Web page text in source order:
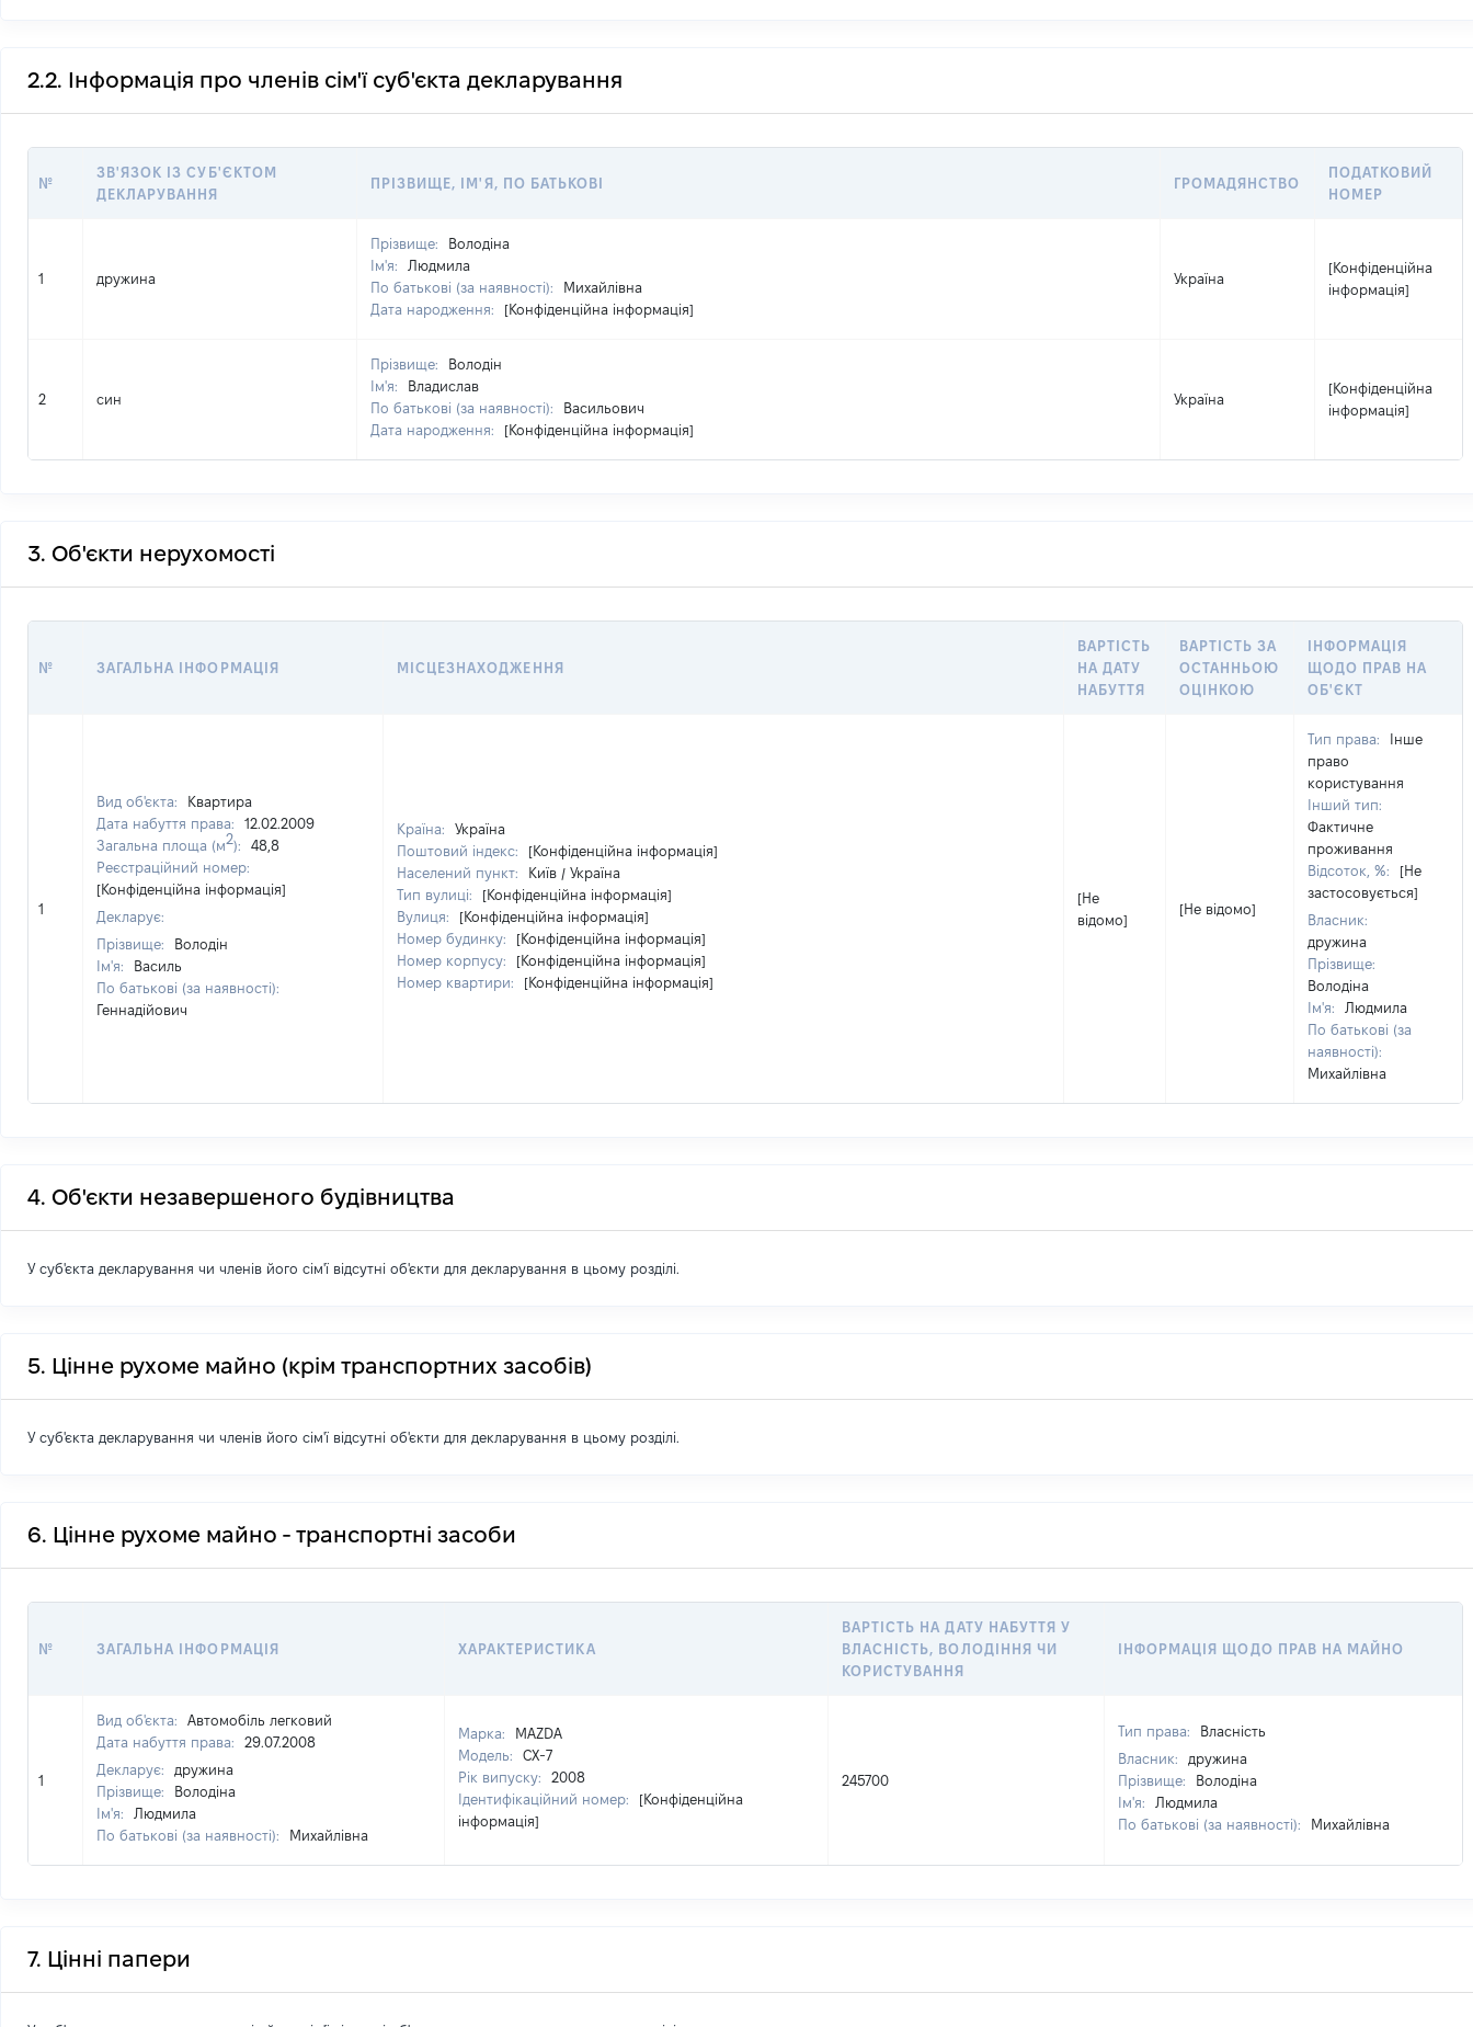
2.2. Інформація про членів сім'ї суб'єкта декларування
№
ЗВ'ЯЗОК ІЗ СУБ'ЄКТОМ
ДЕКЛАРУВАННЯ
ПРІЗВИЩЕ, ІМ'Я, ПО БАТЬКОВІ ГРОМАДЯНСТВО
ПОДАТКОВИЙ
НОМЕР
1 дружина
Прізвище:
Володіна
Ім'я:
Людмила
По батькові (за наявності):
Михайлівна
Дата народження:
[Конфіденційна інформація]
Україна
[Конфіденційна
інформація]
2 син
Прізвище:
Володін
Ім'я:
Владислав
По батькові (за наявності):
Васильович
Дата народження:
[Конфіденційна інформація]
Україна
[Конфіденційна
інформація]
3. Об'єкти нерухомості
№ ЗАГАЛЬНА ІНФОРМАЦІЯ МІСЦЕЗНАХОДЖЕННЯ
ВАРТІСТЬ
НА ДАТУ
НАБУТТЯ
ВАРТІСТЬ ЗА
ОСТАННЬОЮ
ОЦІНКОЮ
ІНФОРМАЦІЯ
ЩОДО ПРАВ НА
ОБ'ЄКТ
1
Вид об'єкта:
Квартира
Дата набуття права:
12.02.2009
Загальна площа (м2):
48,8
Реєстраційний номер:
[Конфіденційна інформація]
Декларує:
Прізвище:
Володін
Ім'я:
Василь
По батькові (за наявності):
Геннадійович
Країна:
Україна
Поштовий індекс:
[Конфіденційна інформація]
Населений пункт:
Київ / Україна
Тип вулиці:
[Конфіденційна інформація]
Вулиця:
[Конфіденційна інформація]
Номер будинку:
[Конфіденційна інформація]
Номер корпусу:
[Конфіденційна інформація]
Номер квартири:
[Конфіденційна інформація]
[Не
відомо]
[Не відомо]
Тип права:
Інше
право
користування
Інший тип:
Фактичне
проживання
Відсоток, %:
[Не
застосовується]
Власник:
дружина
Прізвище:
Володіна
Ім'я:
Людмила
По батькові (за
наявності):
Михайлівна
4. Об'єкти незавершеного будівництва
У суб'єкта декларування чи членів його сім'ї відсутні об'єкти для декларування в цьому розділі.
5. Цінне рухоме майно (крім транспортних засобів)
У суб'єкта декларування чи членів його сім'ї відсутні об'єкти для декларування в цьому розділі.
6. Цінне рухоме майно - транспортні засоби
№ ЗАГАЛЬНА ІНФОРМАЦІЯ ХАРАКТЕРИСТИКА
ВАРТІСТЬ НА ДАТУ НАБУТТЯ У
ВЛАСНІСТЬ, ВОЛОДІННЯ ЧИ
КОРИСТУВАННЯ
ІНФОРМАЦІЯ ЩОДО ПРАВ НА МАЙНО
1
Вид об'єкта:
Автомобіль легковий
Дата набуття права:
29.07.2008
Декларує:
дружина
Прізвище:
Володіна
Ім'я:
Людмила
По батькові (за наявності):
Михайлівна
Марка:
MAZDA
Модель:
CX-7
Рік випуску:
2008
Ідентифікаційний номер:
[Конфіденційна
інформація]
245700
Тип права:
Власність
Власник:
дружина
Прізвище:
Володіна
Ім'я:
Людмила
По батькові (за наявності):
Михайлівна
7. Цінні папери